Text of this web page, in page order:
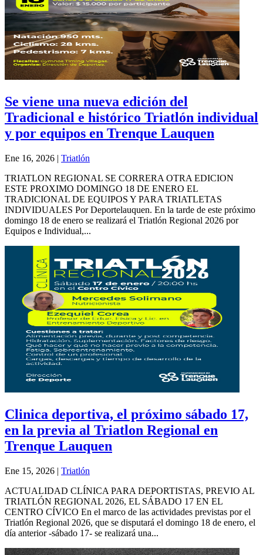
Se viene una nueva edición del
Tradicional e histórico Triatlón individual
y por equipos en Trenque Lauquen
Ene 16, 2026 | Triatlón
TRIATLON REGIONAL SE CORRERA OTRA EDICION
ESTE PROXIMO DOMINGO 18 DE ENERO EL
TRADICIONAL DE EQUIPOS Y PARA TRIATLETAS
INDIVIDUALES Por Deportelauquen. En la tarde de este próximo
domingo 18 de enero se realizará el Triatlón Regional 2026 por
Equipos e Individual,...
Clinica deportiva, el próximo sábado 17,
en la previa al Triatlon Regional en
Trenque Lauquen
Ene 15, 2026 | Triatlón
ACTUALIDAD CLÍNICA PARA DEPORTISTAS, PREVIO AL
TRIATLÓN REGIONAL 2026, EL SÁBADO 17 EN EL
CENTRO CÍVICO En el marco de las actividades previstas por el
Triatlón Regional 2026, que se disputará el domingo 18 de enero, el
día anterior -sábado 17- se realizará una...